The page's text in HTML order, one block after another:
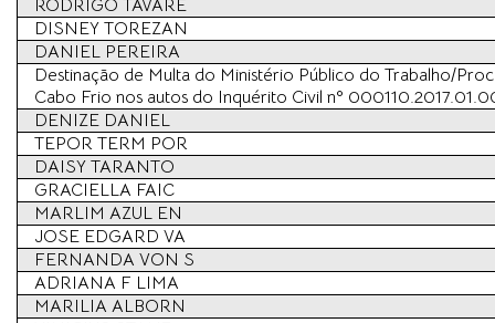
RODRIGO TAVARE
DISNEY TOREZAN
DANIEL PEREIRA
Destinação de Multa do Ministério Público do Trabalho/
Cabo Frio nos autos do Inquérito Civil nº
DENIZE DANIEL
TEPOR TERM POR
DAISY TARANTO
GRACIELLA FAIC
MARLIM AZUL EN
JOSE EDGARD VA
FERNANDA VON S
ADRIANA F LIMA
MARILIA ALBORN